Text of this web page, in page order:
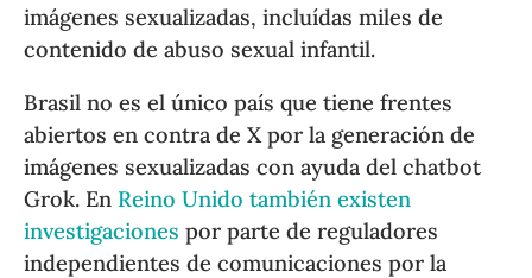
imágenes sexualizadas, incluídas miles de
contenido de abuso sexual infantil.
Brasil no es el único país que tiene frentes
abiertos en contra de X por la generación de
imágenes sexualizadas con ayuda del chatbot
Grok. En Reino Unido también existen
investigaciones por parte de reguladores
independientes de comunicaciones por la